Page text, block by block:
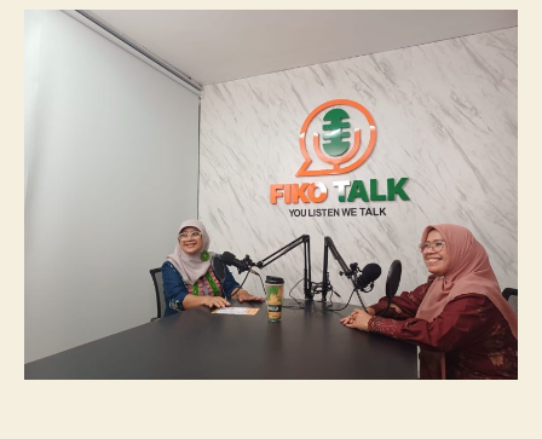
Silaturahmi
Fikom
Unissula,
Pelajari
RPL
dan
Tinjau
Tiga
Laboratorium
Unggulan